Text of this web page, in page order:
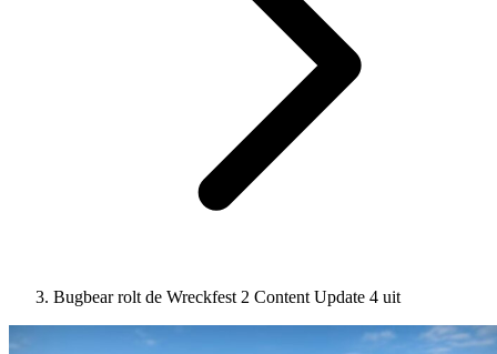
Bugbear rolt de Wreckfest 2 Content Update 4 uit